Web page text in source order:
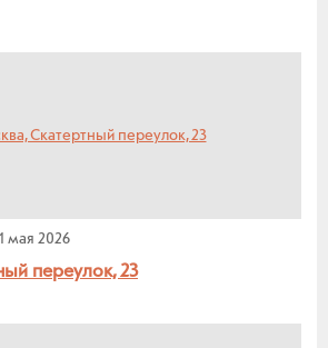
мая 2026
переулок, 23